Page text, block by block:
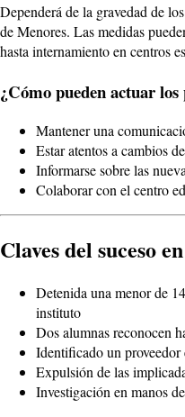
Dependerá de la gravedad de
de Menores. Las medidas
hasta internamiento en centros
¿Cómo pueden actuar los
Mantener una
Estar atentos a cambios
Informarse sobre las
Colaborar con el centro
Claves del suceso
Detenida una menor de
instituto
Dos alumnas reconocen
Identificado un proveedor
Expulsión de las
Investigación en manos